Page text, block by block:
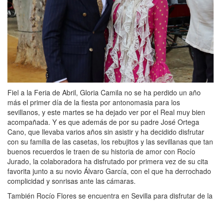
Fiel a la Feria de Abril, Gloria Camila no se ha perdido un año
más el primer día de la fiesta por antonomasia para los
sevillanos, y este martes se ha dejado ver por el Real muy bien
acompañada. Y es que además de por su padre José Ortega
Cano, que llevaba varios años sin asistir y ha decidido disfrutar
con su familia de las casetas, los rebujitos y las sevillanas que tan
buenos recuerdos le traen de su historia de amor con Rocío
Jurado, la colaboradora ha disfrutado por primera vez de su cita
favorita junto a su novio Álvaro García, con el que ha derrochado
complicidad y sonrisas ante las cámaras.
También Rocío Flores se encuentra en Sevilla para disfrutar de la